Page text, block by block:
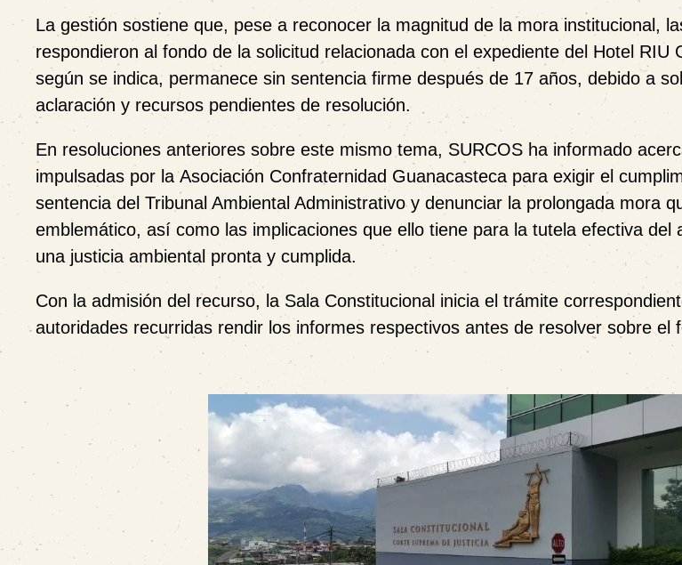
La gestión sostiene que, pese a reconocer la magnitud de la mora institucional,
respondieron al fondo de la solicitud relacionada con el expediente del Hotel RIU
según se indica, permanece sin sentencia firme después de 17 años, debido a
aclaración y recursos pendientes de resolución.
En resoluciones anteriores sobre este mismo tema, SURCOS ha informado
impulsadas por laAsociación Confraternidad Guanacasteca para exigir el
sentencia del Tribunal Ambiental Administrativo y denunciar la prolongada mora
emblemático, así como las implicaciones que ello tiene para la tutela efectiva del
una justicia ambiental pronta y cumplida.
Con la admisión del recurso, la Sala Constitucional inicia el trámite
autoridades recurridas rendir los informes respectivos antes de resolver sobre el